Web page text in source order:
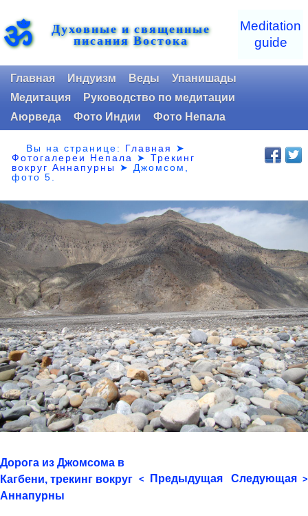
ॐ Духовные и священные
писания Востока
Meditation
guide
Главная Индуизм Веды
Упанишады
Медитация
Руководство по медитации
Аюрведа
Фото Индии Фото Непала
Вы на странице: Главная
➤
Фотогалереи Непала
➤Трекинг
вокруг Аннапурны ➤ Джомсом,
фото 5.
Дорога из Джомсома в
Кагбени, трекинг вокруг
Аннапурны
< Предыдущая Следующая >